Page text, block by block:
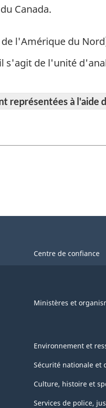
Canada.
l'Amérique du
s'agit de l'unité
représentées à l'aide
Centre de confiance
Ministères et
Environnement et
Sécurité nationale et
Culture, histoire et
Services de police,